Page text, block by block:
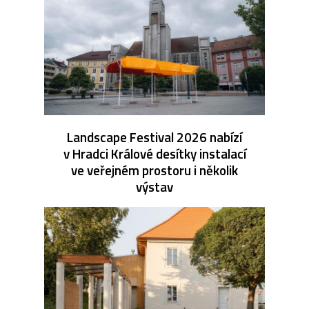
Landscape Festival 2026 nabízí
v Hradci Králové desítky instalací
ve veřejném prostoru i několik
výstav